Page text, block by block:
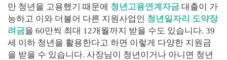
만 청년을 고용했기 때문에 청년고용연계자금 대출이 가
능하고 이와 더불어 다른 지원사업인 청년일자리 도약장
려금을 60만씩 최대 12개월까지 받을 수도 있습니다. 39
세 이하 청년을 활용한다고 하면 이렇게 다양한 지원금
을 받을 수 있습니다. 사장님이 청년이거나 아니면 청년